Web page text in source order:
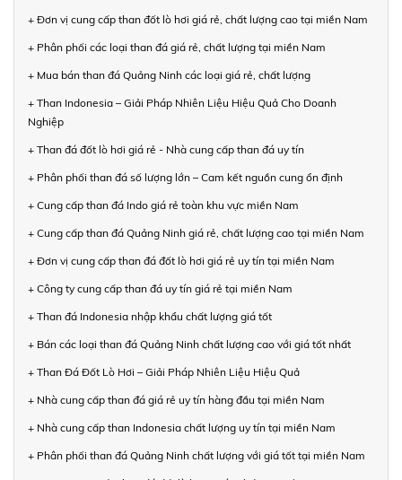
+ Đơn vị cung cấp than đốt lò hơi giá rẻ, chất lượng cao tại miền Nam
+ Phân phối các loại than đá giá rẻ, chất lượng tại miền Nam
+ Mua bán than đá Quảng Ninh các loại giá rẻ, chất lượng
+ Than Indonesia – Giải Pháp Nhiên Liệu Hiệu Quả Cho Doanh
Nghiệp
+ Than đá đốt lò hơi giá rẻ - Nhà cung cấp than đá uy tín
+ Phân phối than đá số lượng lớn – Cam kết nguồn cung ổn định
+ Cung cấp than đá Indo giá rẻ toàn khu vực miền Nam
+ Cung cấp than đá Quảng Ninh giá rẻ, chất lượng cao tại miền Nam
+ Đơn vị cung cấp than đá đốt lò hơi giá rẻ uy tín tại miền Nam
+ Công ty cung cấp than đá uy tín giá rẻ tại miền Nam
+ Than đá Indonesia nhập khẩu chất lượng giá tốt
+ Bán các loại than đá Quảng Ninh chất lượng cao với giá tốt nhất
+ Than Đá Đốt Lò Hơi – Giải Pháp Nhiên Liệu Hiệu Quả
+ Nhà cung cấp than đá giá rẻ uy tín hàng đầu tại miền Nam
+ Nhà cung cấp than Indonesia chất lượng uy tín tại miền Nam
+ Phân phối than đá Quảng Ninh chất lượng với giá tốt tại miền Nam